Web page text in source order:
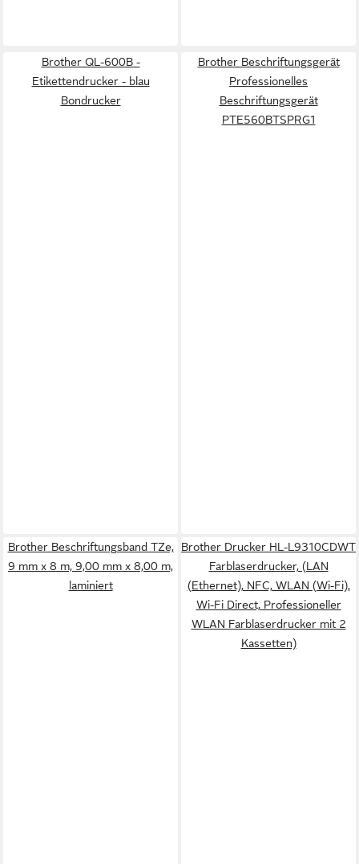
Brother QL-600B -
Etikettendrucker - blau
Bondrucker
Brother Beschriftungsgerät
Professionelles
Beschriftungsgerät
PTE560BTSPRG1
Brother Beschriftungsband TZe,
9 mm x 8 m, 9,00 mm x 8,00 m,
laminiert
Brother Drucker HL-L9310CDWT
Farblaserdrucker, (LAN
(Ethernet), NFC, WLAN (Wi-Fi),
Wi-Fi Direct, Professioneller
WLAN Farblaserdrucker mit 2
Kassetten)